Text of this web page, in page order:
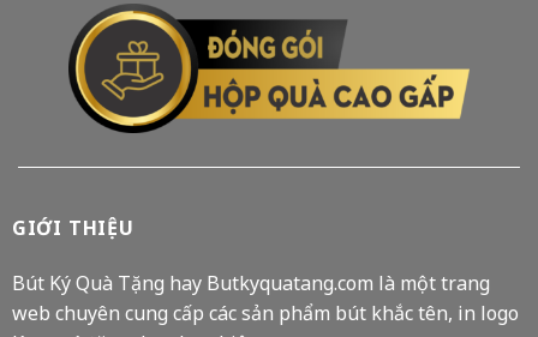
GIỚI THIỆU
Bút Ký Quà Tặng hay Butkyquatang.com là một trang
web chuyên cung cấp các sản phẩm bút khắc tên, in logo